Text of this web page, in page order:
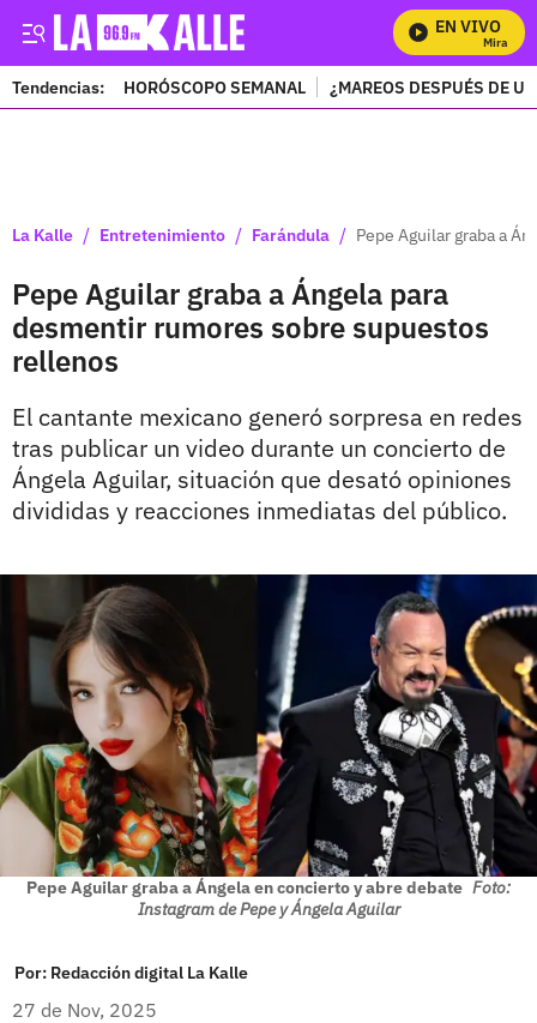
EN VIVO
Mira
Tendencias: HORÓSCOPO SEMANAL ¿MAREOS DESPUÉS DE
La Kalle / Entretenimiento / Farándula / Pepe Aguilar graba a
Pepe Aguilar graba a Ángela para
desmentir rumores sobre supuestos
rellenos
El cantante mexicano generó sorpresa en redes
tras publicar un video durante un concierto de
Ángela Aguilar, situación que desató opiniones
divididas y reacciones inmediatas del público.
Pepe Aguilar graba a Ángela en concierto y abre debate Foto:
Instagram de Pepe y Ángela Aguilar
Por: Redacción digital La Kalle
27 de Nov, 2025